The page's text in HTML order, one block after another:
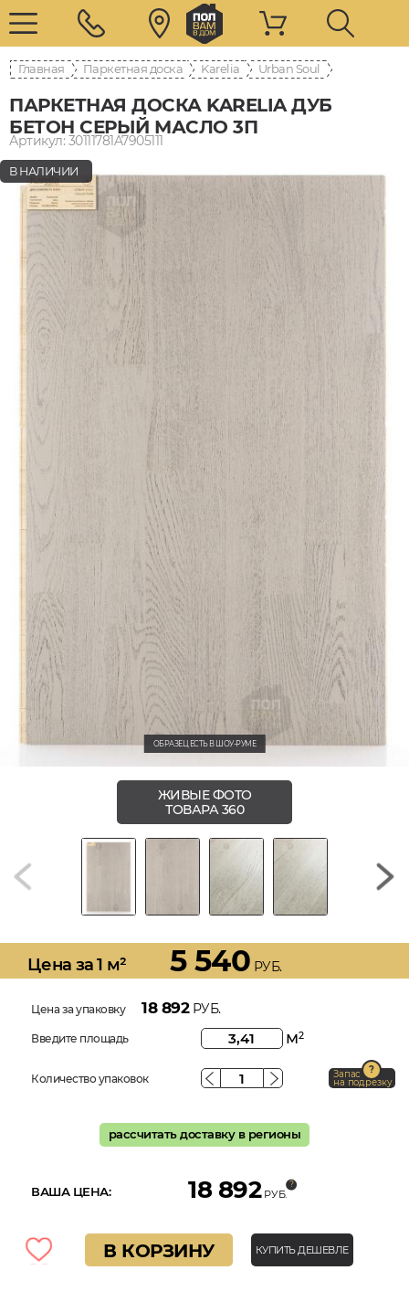
Главная Паркетная доска Karelia Urban Soul
ПАРКЕТНАЯ ДОСКА KARELIA ДУБ
БЕТОН СЕРЫЙ МАСЛО 3П
Артикул: 30111781A7905111
В НАЛИЧИИ
ОБРАЗЕЦ ЕСТЬ В ШОУ-РУМЕ
ЖИВЫЕ ФОТО
ТОВАРА 360
Цена за 1 м² 5 540 РУБ.
Цена за упаковку 18 892РУБ.
Введите площадь м2
Количество упаковок Запас
на подрезку
рассчитать доставку в регионы
ВАША ЦЕНА: 18 892 РУБ.
В КОРЗИНУ КУПИТЬ ДЕШЕВЛЕ